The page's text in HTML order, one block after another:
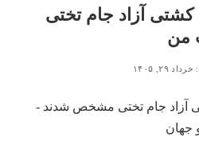
دوم کشتی آزاد جام تختی
من
۲۹, ۱۴۰۵